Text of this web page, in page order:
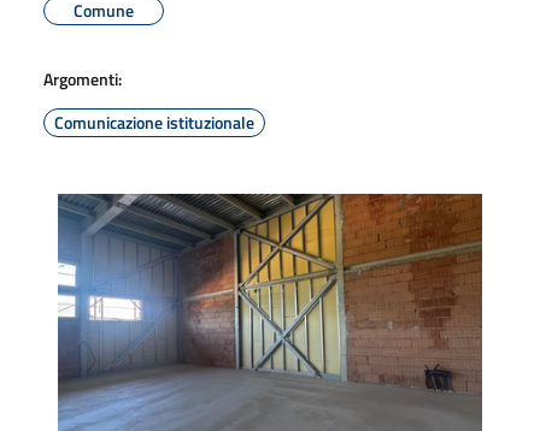
Comune
Argomenti:
Comunicazione istituzionale